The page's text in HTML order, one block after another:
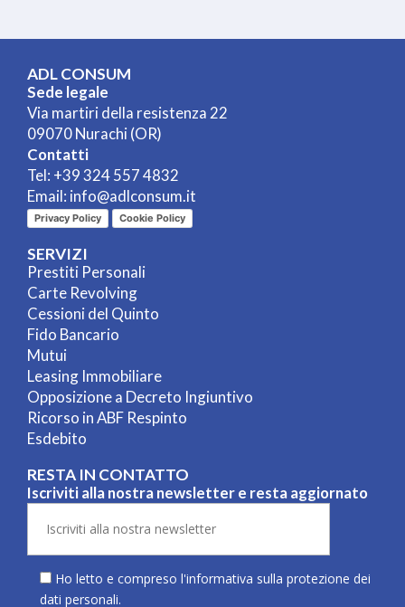
ADL CONSUM
Sede legale
Via martiri della resistenza 22
09070 Nurachi (OR)
Contatti
Tel: +39 324 557 4832
Email: info@adlconsum.it
Privacy Policy Cookie Policy
SERVIZI
Prestiti Personali
Carte Revolving
Cessioni del Quinto
Fido Bancario
Mutui
Leasing Immobiliare
Opposizione a Decreto Ingiuntivo
Ricorso in ABF Respinto
Esdebito
RESTA IN CONTATTO
Iscriviti alla nostra newsletter e resta aggiornato
Ho letto e compreso l'informativa sulla protezione dei
dati personali.